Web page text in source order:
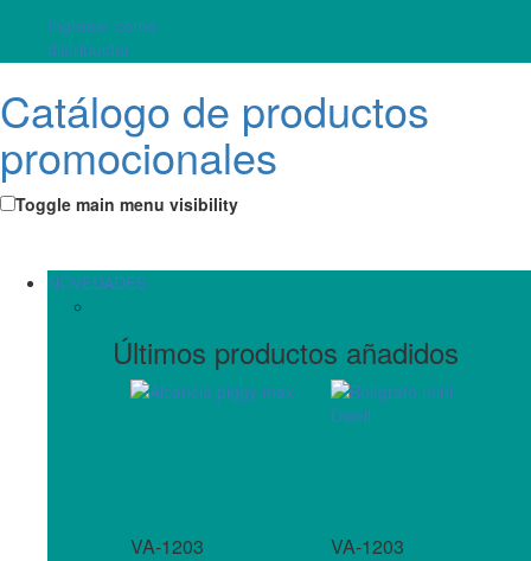
Ingresar como
distribuidor
Catálogo de productos
promocionales
Toggle main menu visibility
NOVEDADES
Últimos productos añadidos
VA-1203 VA-1203